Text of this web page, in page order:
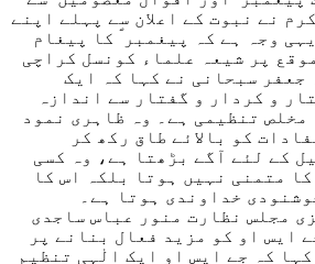
نے نبوت کے اعلان سے پہلے اپنے
وجہ ہے کہ پیغمبر ؐ کا پیغام
پر شیعہ علماء کونسل کراچی
جعفر سبحانی نے کہا کہ ایک
و کردار و گفتار سے اندازہ
مخلص تنظیمی ہے۔ وہ ظاہری نمود
کو بالائے طاق رکھ کر
کے لئے آگے بڑھتا ہے، وہ کسی
متمنی نہیں ہوتا بلکہ اس کا
خداوندی ہوتا ہے۔
مجلس نظارت منور عباس ساجدی
ایس او کو مزید فعال بنانے پر
کہ جے ایس او ایک الٰہی تنظیم